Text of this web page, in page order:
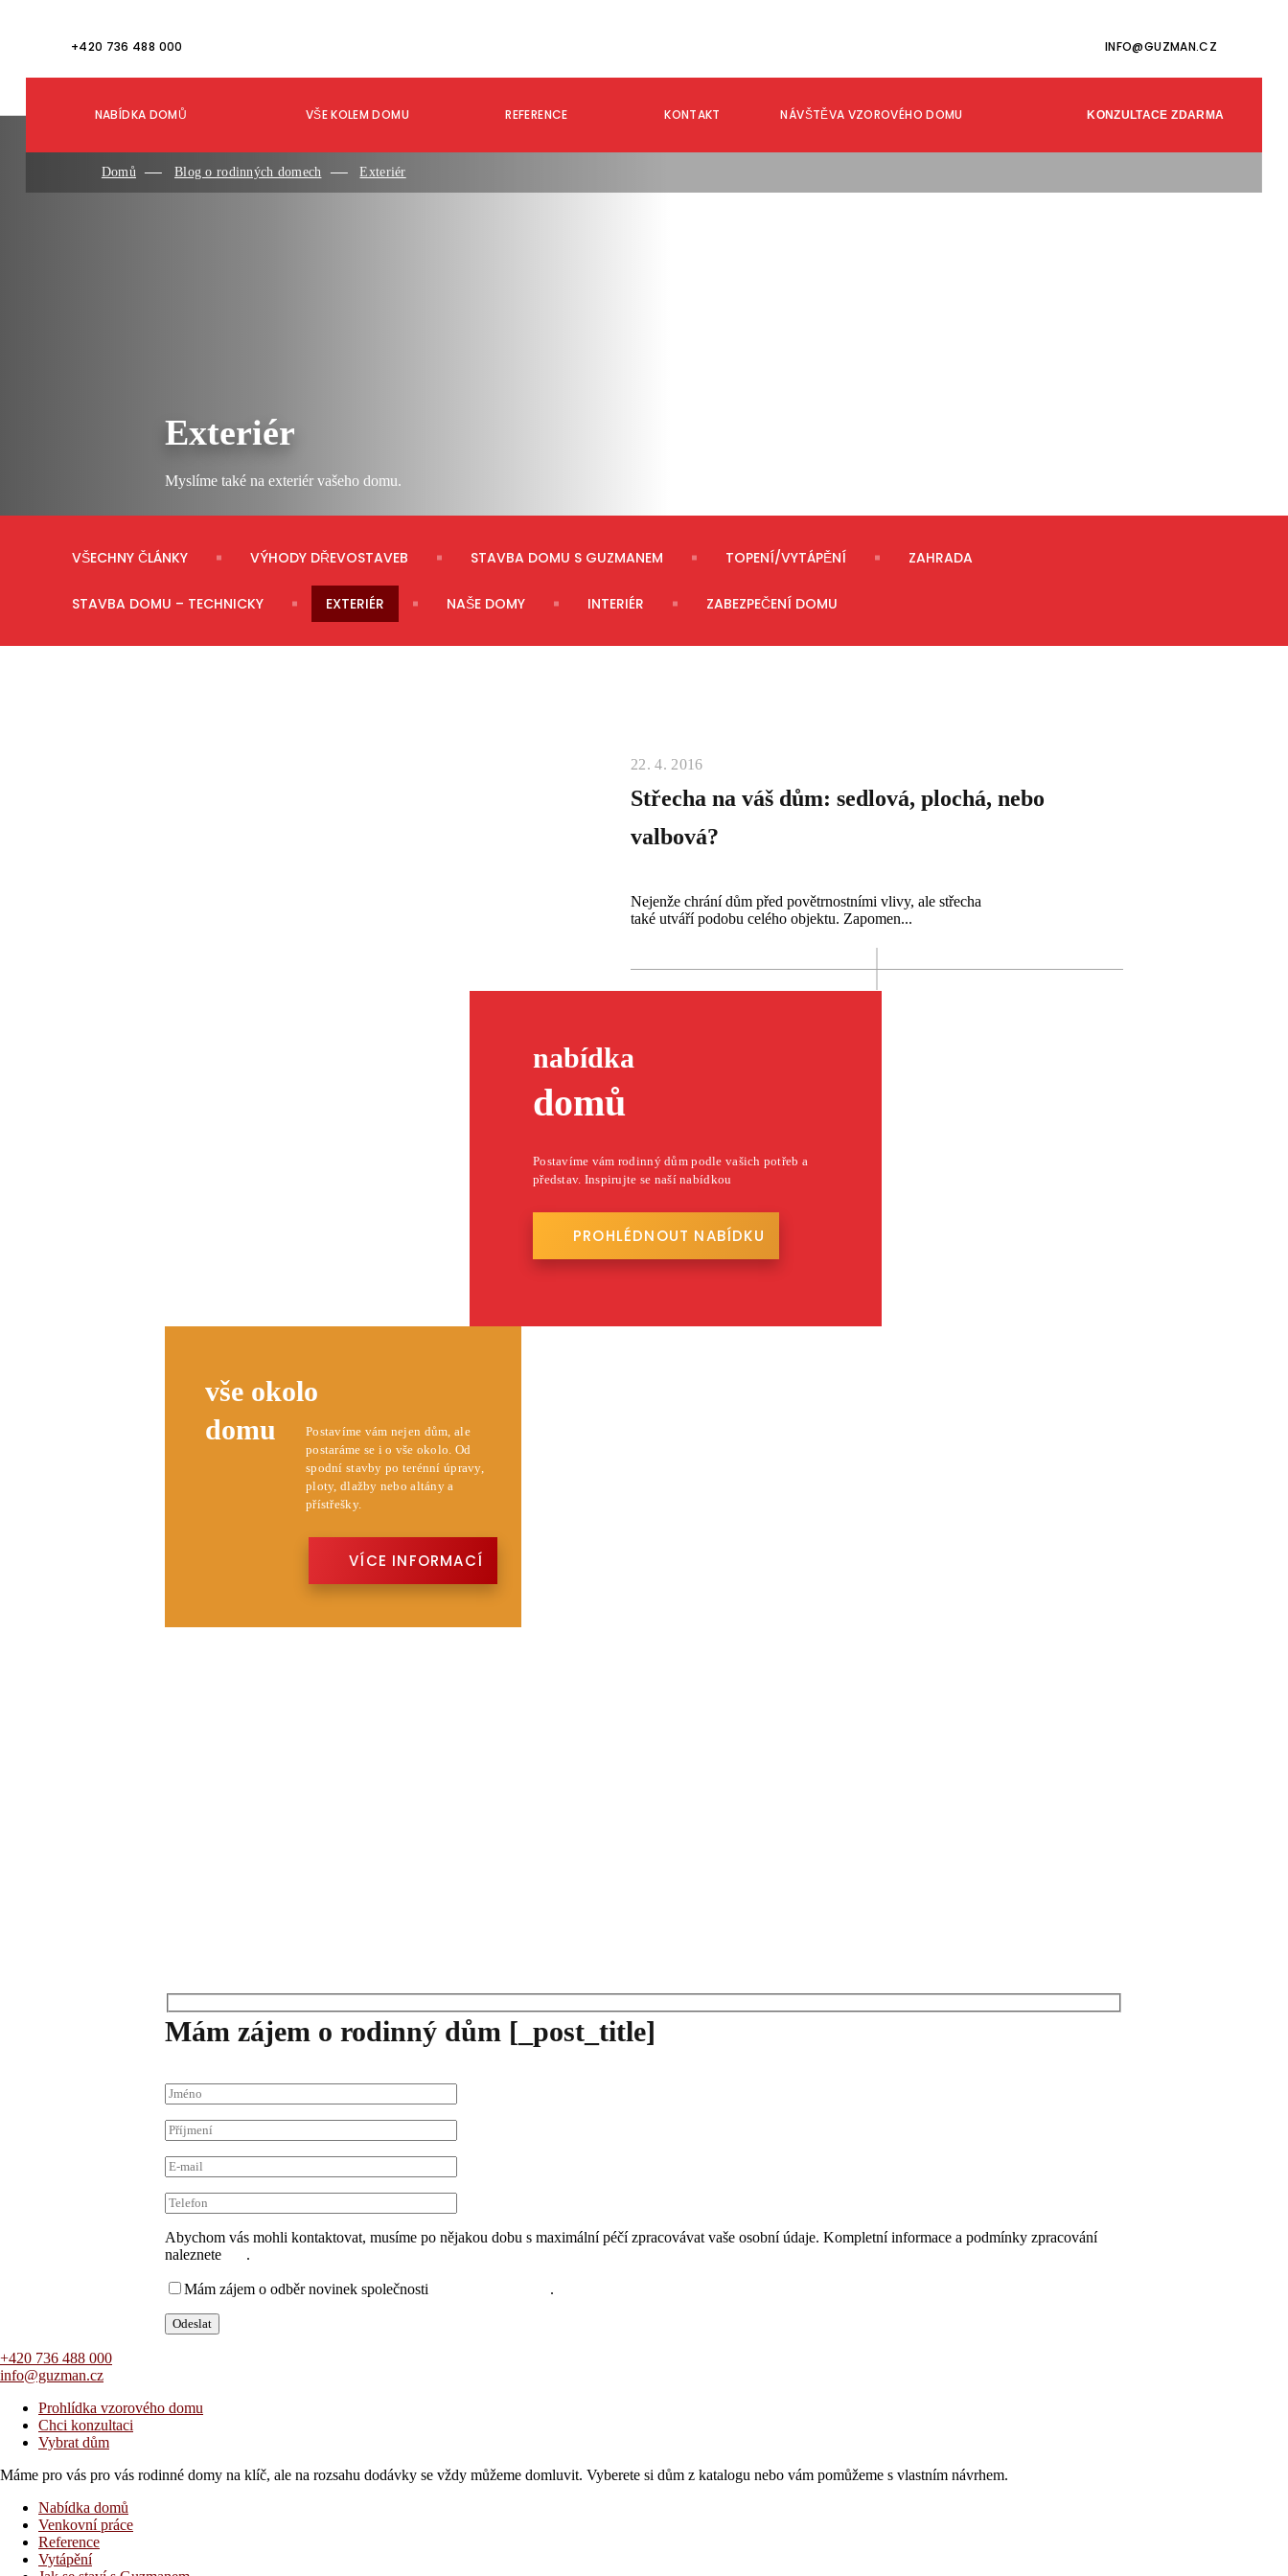
+420 736 488 000 INFO@GUZMAN.CZ
NABÍDKA DOMŮ VŠE KOLEM DOMU REFERENCE KONTAKT NÁVŠTĚVA VZOROVÉHO DOMU KONZULTACE ZDARMA
Domů Blog o rodinných domech Exteriér
Exteriér
Myslíme také na exteriér vašeho domu.
VŠECHNY ČLÁNKY VÝHODY DŘEVOSTAVEB STAVBA DOMU S GUZMANEM TOPENÍ/VYTÁPĚNÍ ZAHRADA
STAVBA DOMU – TECHNICKY EXTERIÉR NAŠE DOMY INTERIÉR ZABEZPEČENÍ DOMU
22. 4. 2016
Střecha na váš dům: sedlová, plochá, nebo
valbová?
Nejenže chrání dům před povětrnostními vlivy, ale střecha
také utváří podobu celého objektu. Zapomen...
nabídka
domů
Postavíme vám rodinný dům podle vašich potřeb a
představ. Inspirujte se naší nabídkou
PROHLÉDNOUT NABÍDKU
vše okolo
domu
Postavíme vám nejen dům, ale
postaráme se i o vše okolo. Od
spodní stavby po terénní úpravy,
ploty, dlažby nebo altány a
přístřešky.
VÍCE INFORMACÍ
Mám zájem o rodinný dům [_post_title]
Abychom vás mohli kontaktovat, musíme po nějakou dobu s maximální péčí zpracovávat vaše osobní údaje. Kompletní informace a podmínky zpracování
naleznete
.
Mám zájem o odběr novinek společnosti .
+420 736 488 000
info@guzman.cz
Prohlídka vzorového domu
Chci konzultaci
Vybrat dům
Máme pro vás pro vás rodinné domy na klíč, ale na rozsahu dodávky se vždy můžeme domluvit. Vyberete si dům z katalogu nebo vám pomůžeme s vlastním návrhem.
Nabídka domů
Venkovní práce
Reference
Vytápění